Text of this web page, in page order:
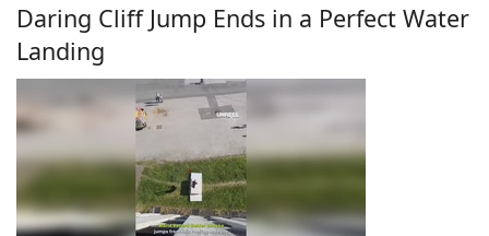
Daring Cliff Jump Ends in a Perfect Water
Landing